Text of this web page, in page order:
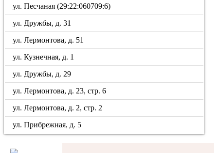
ул. Песчаная (29:22:060709:6)
ул. Дружбы, д. 31
ул. Лермонтова, д. 51
ул. Кузнечная, д. 1
ул. Дружбы, д. 29
ул. Лермонтова, д. 23, стр. 6
ул. Лермонтова, д. 2, стр. 2
ул. Прибрежная, д. 5